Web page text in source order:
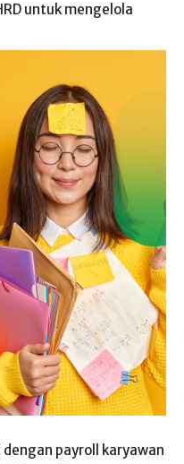
untuk mengelola
dengan payroll karyawan